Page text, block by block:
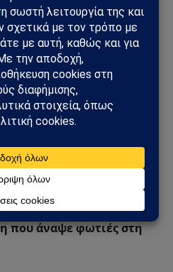
τους Τούρκους
που άναψε φωτιές στη